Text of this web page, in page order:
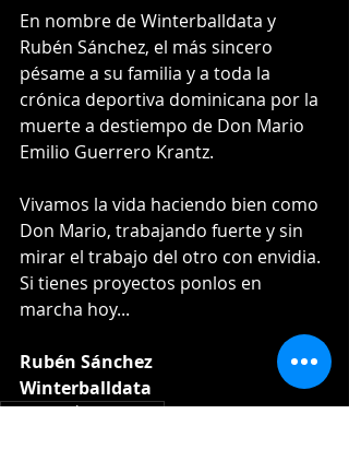
En nombre de Winterballdata y
Rubén Sánchez, el más sincero
pésame a su familia y a toda la
crónica deportiva dominicana por la
muerte a destiempo de Don Mario
Emilio Guerrero Krantz.
Vivamos la vida haciendo bien como
Don Mario, trabajando fuerte y sin
mirar el trabajo del otro con envidia.
Si tienes proyectos ponlos en
marcha hoy...
Rubén Sánchez
Winterballdata
Mario Emilio Guerrero